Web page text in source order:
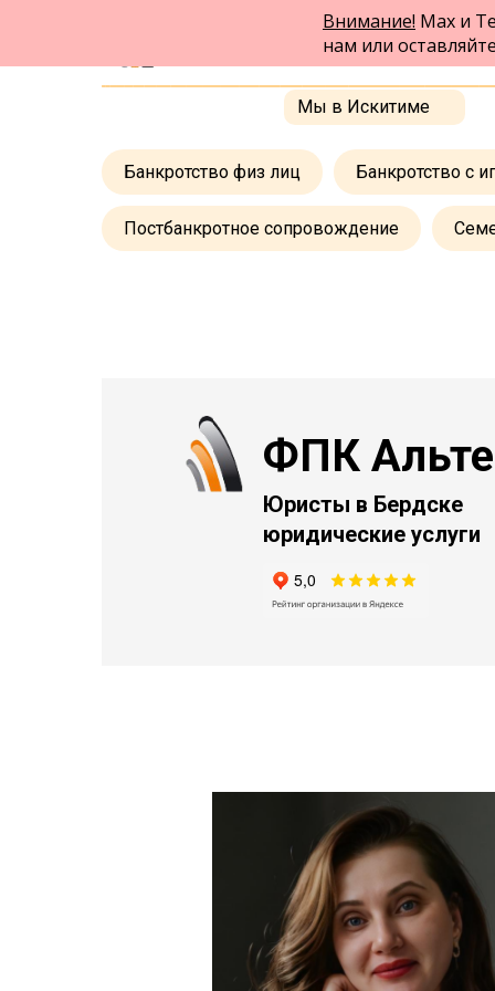
Внимание! Max и
нам или
Мы в Искитиме
Юридическая помощь в Бердске
ФПК Альтернатива
Банкротство физ лиц Банкротство с
Постбанкротное сопровождение
юридические услуги
ФПК
Юристы в Бердске